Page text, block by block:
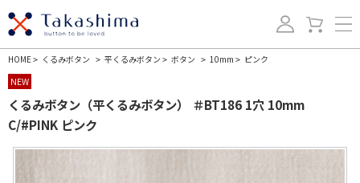
HOME> くるみボタン > 平くるみボタン > ボタン > 10mm > ピンク
NEW
くるみボタン（平くるみボタン） ＃BT186 1穴 10mm
C/#PINK ピンク